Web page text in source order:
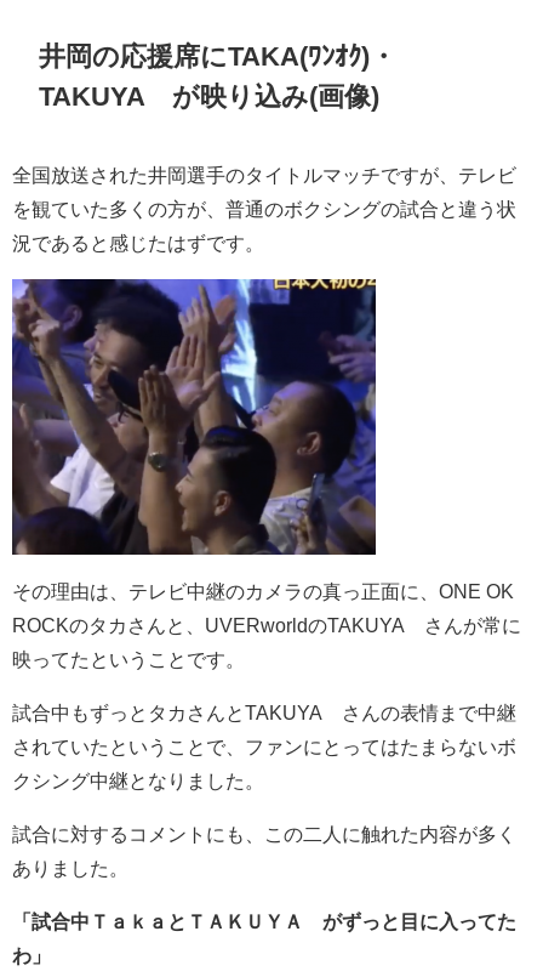
井岡の応援席にTAKA(ﾜﾝｵｸ)・
TAKUYA∞が映り込み(画像)
全国放送された井岡選手のタイトルマッチですが、テレビ
を観ていた多くの方が、普通のボクシングの試合と違う状
況であると感じたはずです。
その理由は、テレビ中継のカメラの真っ正面に、ONE OK
ROCKのタカさんと、UVERworldのTAKUYA∞さんが常に
映ってたということです。
試合中もずっとタカさんとTAKUYA∞さんの表情まで中継
されていたということで、ファンにとってはたまらないボ
クシング中継となりました。
試合に対するコメントにも、この二人に触れた内容が多く
ありました。
「試合中ＴａｋａとＴＡＫＵＹＡ∞がずっと目に入ってた
わ」